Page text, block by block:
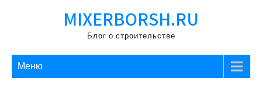
MIXERBORSH.RU
Блог о строительстве
Меню